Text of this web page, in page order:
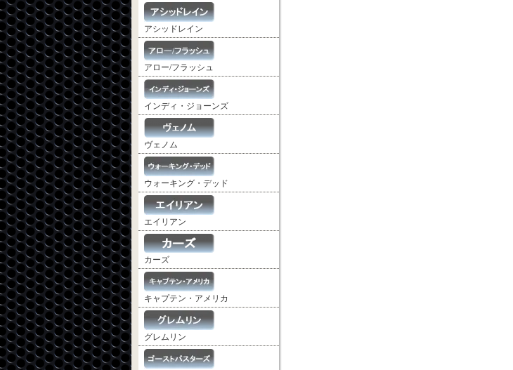
アシッドレイン
アロー/フラッシュ
インディ・ジョーンズ
ヴェノム
ウォーキング・デッド
エイリアン
カーズ
キャプテン・アメリカ
グレムリン